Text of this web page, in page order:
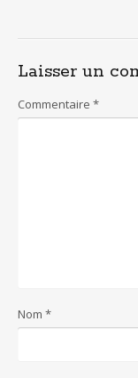
Laisser un
Commentaire *
Nom *